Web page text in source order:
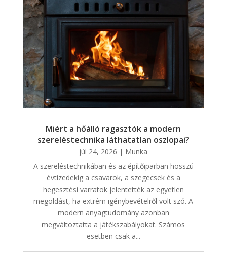
Miért a hőálló ragasztók a modern
szereléstechnika láthatatlan oszlopai?
júl 24, 2026 | Munka
A szereléstechnikában és az építőiparban hosszú
évtizedekig a csavarok, a szegecsek és a
hegesztési varratok jelentették az egyetlen
megoldást, ha extrém igénybevételről volt szó. A
modern anyagtudomány azonban
megváltoztatta a játékszabályokat. Számos
esetben csak a...